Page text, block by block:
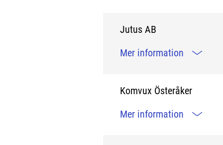
Jutus AB
Mer information
Komvux Österåker
Mer information